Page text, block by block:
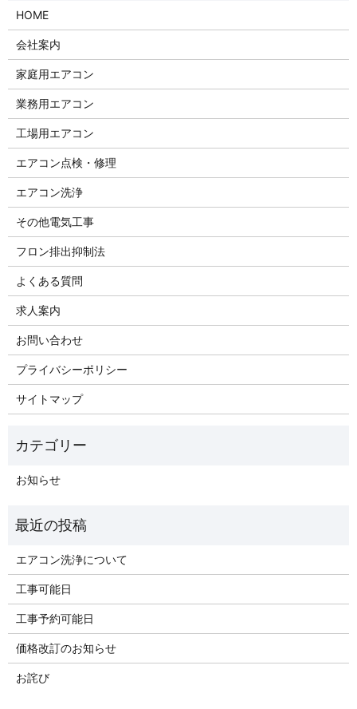
HOME
会社案内
家庭用エアコン
業務用エアコン
工場用エアコン
エアコン点検・修理
エアコン洗浄
その他電気工事
フロン排出抑制法
よくある質問
求人案内
お問い合わせ
プライバシーポリシー
サイトマップ
お知らせ
エアコン洗浄について
工事可能日
工事予約可能日
価格改訂のお知らせ
お詫び